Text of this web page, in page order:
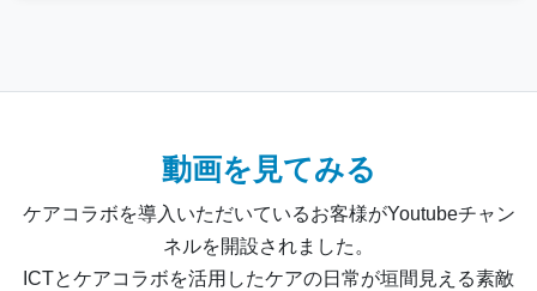
動画を見てみる
ケアコラボを導入いただいているお客様がYoutubeチャン
ネルを開設されました。
ICTとケアコラボを活用したケアの日常が垣間見える素敵